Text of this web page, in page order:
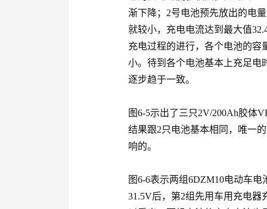
渐下降；2号电池预先放出的电
就较小，充电电流达到最大值
充电过程的进行，各个电池的容
小。待到各个电池基本上充足电
逐步趋于一致。
图6-5示出了三只2V/200Ah胶体
结果跟2只电池基本相同，唯一
响的。
图6-6表示两组6DZM10电动车
31.5V后，第2组先用车用充电器